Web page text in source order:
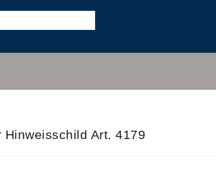
Hinweisschild Art. 4179